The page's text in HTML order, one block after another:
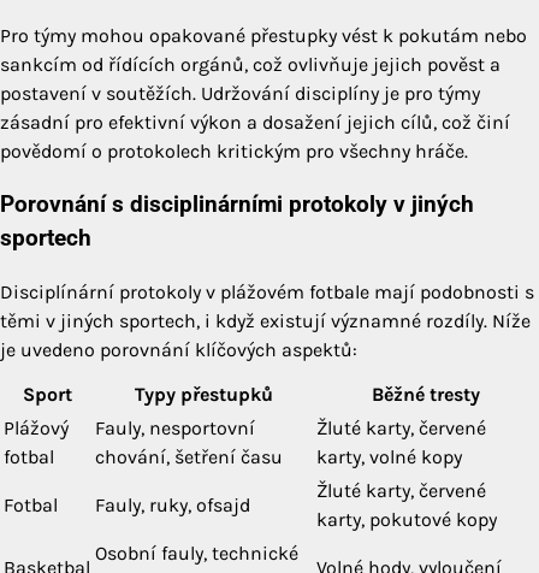
Pro týmy mohou opakované přestupky vést k pokutám nebo
sankcím od řídících orgánů, což ovlivňuje jejich pověst a
postavení v soutěžích. Udržování disciplíny je pro týmy
zásadní pro efektivní výkon a dosažení jejich cílů, což činí
povědomí o protokolech kritickým pro všechny hráče.
Porovnání s disciplinárními protokoly v jiných
sportech
Disciplínární protokoly v plážovém fotbale mají podobnosti s
těmi v jiných sportech, i když existují významné rozdíly. Níže
je uvedeno porovnání klíčových aspektů:
Sport
Typy přestupků
Běžné tresty
Plážový
fotbal
Fauly, nesportovní
chování, šetření času
Žluté karty, červené
karty, volné kopy
Fotbal Fauly, ruky, ofsajd
Žluté karty, červené
karty, pokutové kopy
Basketbal
Osobní fauly, technické
Volné hody, vyloučení